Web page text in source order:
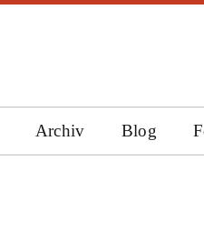
Archiv Blog